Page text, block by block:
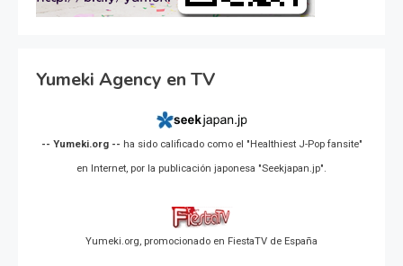
Yumeki Agency en TV
-- Yumeki.org -- ha sido calificado como el "Healthiest J-Pop fansite"
en Internet, por la publicación japonesa "Seekjapan.jp".
Yumeki.org, promocionado en FiestaTV de España